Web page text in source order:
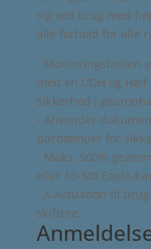
sig ved brug med
alle forhold for alle
- Monteringsbolten
med en UDH og
sikkerhed i
- Anvender
burdæmper for
- Maks. 500%
eller 10-50t Eagle-
- X-Actuation til
skiftere.